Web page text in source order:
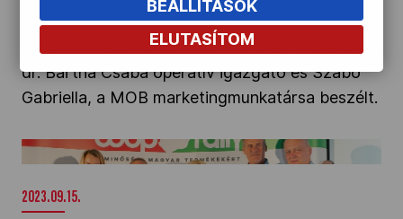
beszélgetés keretében dr. Géczi Mariann, a
MOB stratégiai igazgatója, a projekt vezetője,
dr. Bartha Csaba operatív igazgató és Szabó
Gabriella, a MOB marketingmunkatársa beszélt.
A MOB is díjat adott át a Coop Rallyn" />
2023.09.15.
BEÁLLÍTÁSOK
ELUTASÍTOM